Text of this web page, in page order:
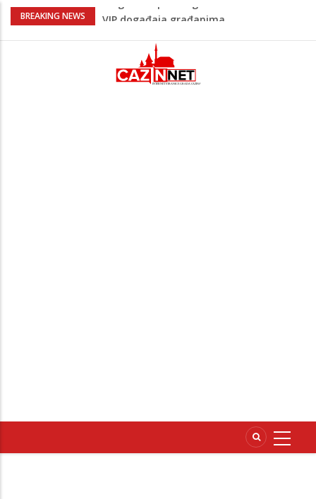
BREAKING NEWS
Sarajevo ipak u Mostaru igra
Premijer lige BiH
Lepa Brena pala na koncertu u Budvi
nakon kultnog zamaha nogom: "Nisi bio